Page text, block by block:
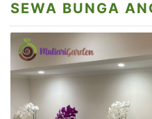
SEWA BUNGA